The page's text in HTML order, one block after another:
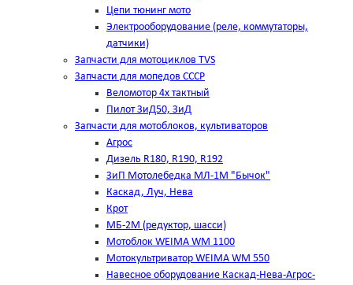
Цепи тюнинг мото
Электрооборудование (реле, коммутаторы,
датчики)
Запчасти для мотоциклов TVS
Запчасти для мопедов СССР
Веломотор 4х тактный
Пилот ЗиД50, ЗиД
Запчасти для мотоблоков, культиваторов
Агрос
Дизель R180, R190, R192
ЗиП Мотолебедка МЛ-1М "Бычок"
Каскад, Луч, Нева
Крот
МБ-2М (редуктор, шасси)
Мотоблок WEIMA WM 1100
Мотокультриватор WEIMA WM 550
Навесное оборудование Каскад-Нева-Агрос-